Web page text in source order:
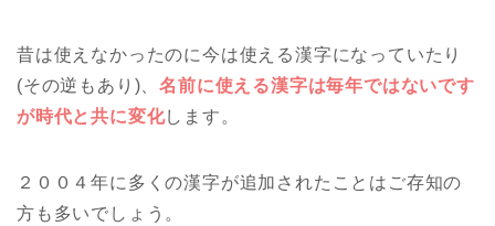
昔は使えなかったのに今は使える漢字になっていたり
(その逆もあり)、名前に使える漢字は毎年ではないです
が時代と共に変化します。
２００４年に多くの漢字が追加されたことはご存知の
方も多いでしょう。